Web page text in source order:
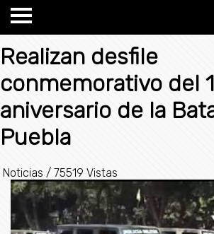
Realizan desfile
conmemorativo del
aniversario de la
Puebla
Noticias / 75519 Vistas